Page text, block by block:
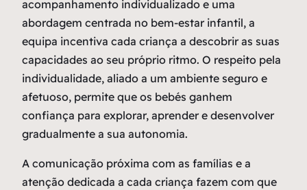
acompanhamento individualizado e uma
abordagem centrada no bem-estar infantil, a
equipa incentiva cada criança a descobrir as suas
capacidades ao seu próprio ritmo. O respeito pela
individualidade, aliado a um ambiente seguro e
afetuoso, permite que os bebés ganhem
confiança para explorar, aprender e desenvolver
gradualmente a sua autonomia.
A comunicação próxima com as famílias e a
atenção dedicada a cada criança fazem com que